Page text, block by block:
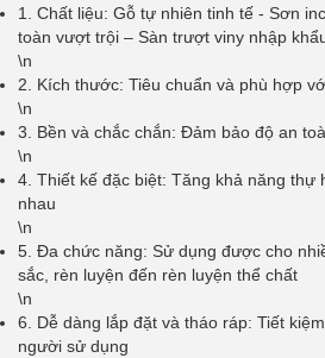
1. Chất liệu: Gỗ tự nhiên tinh tế - Sơn
toàn vượt trội – Sàn trượt viny nhập
\n
2. Kích thước: Tiêu chuẩn và phù hợp
\n
3. Bền và chắc chắn: Đảm bảo độ an
\n
4. Thiết kế đặc biệt: Tăng khả năng thự
nhau
\n
5. Đa chức năng: Sử dụng được cho
sắc, rèn luyện đến rèn luyện thể chất
\n
6. Dễ dàng lắp đặt và tháo ráp: Tiết
người sử dụng